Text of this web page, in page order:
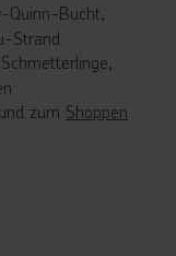
Quinn-Bucht,
Strand
zum Shoppen